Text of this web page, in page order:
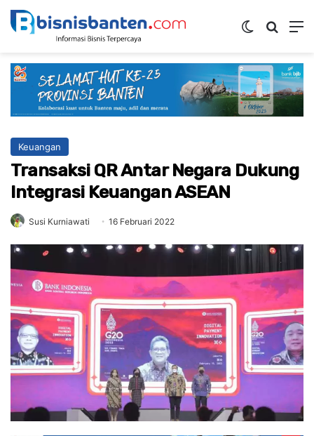
Switch skin
Keuangan
Transaksi QR Antar Negara Dukung
Integrasi Keuangan ASEAN
Susi Kurniawati 16 Februari 2022